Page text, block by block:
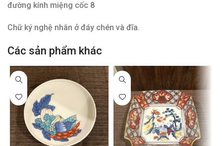
đường kính miệng cốc 8
Chữ ký nghệ nhân ở đáy chén và đĩa.
Các sản phẩm khác